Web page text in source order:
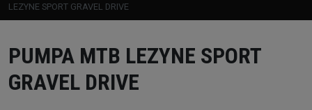
LEZYNE SPORT GRAVEL DRIVE
PUMPA MTB LEZYNE SPORT
GRAVEL DRIVE